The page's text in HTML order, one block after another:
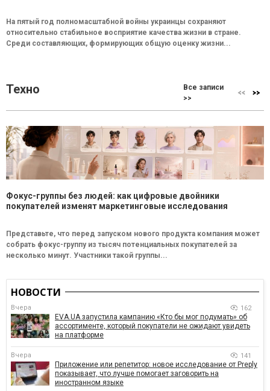
На пятый год полномасштабной войны украинцы сохраняют
относительно стабильное восприятие качества жизни в стране.
Среди составляющих, формирующих общую оценку жизни...
Техно
Все записи
>>
Фокус-группы без людей: как цифровые двойники
покупателей изменят маркетинговые исследования
Представьте, что перед запуском нового продукта компания может
собрать фокус-группу из тысяч потенциальных покупателей за
несколько минут. Участники такой группы...
НОВОСТИ
Вчера 162
EVA.UA запустила кампанию «Кто бы мог подумать» об
ассортименте, который покупатели не ожидают увидеть
на платформе
Вчера 141
Приложение или репетитор: новое исследование от Preply
показывает, что лучше помогает заговорить на
иностранном языке